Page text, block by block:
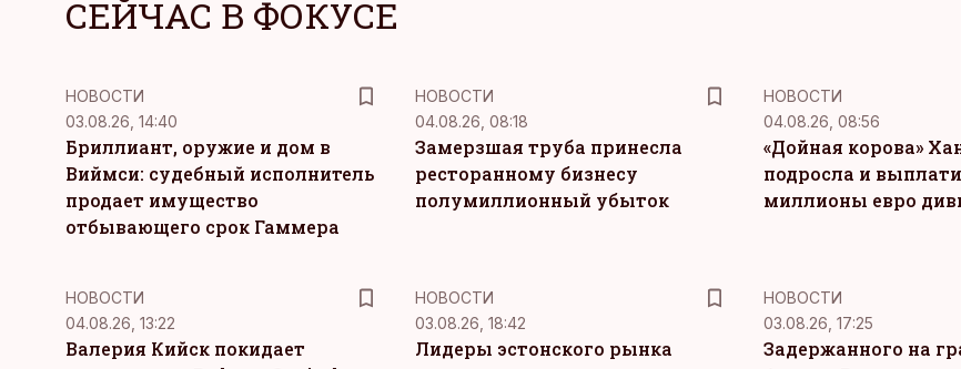
СЕЙЧАС В ФОКУСЕ
НОВОСТИ
03.08.26, 14:40
Бриллиант, оружие и дом в
Виймси: судебный исполнитель
продает имущество
отбывающего срок Гаммера
НОВОСТИ
04.08.26, 08:18
Замерзшая труба принесла
ресторанному бизнесу
полумиллионный убыток
НОВОСТИ
04.08.26, 08:56
«Дойная корова»
подросла и
миллионы евро
НОВОСТИ
04.08.26, 13:22
Валерия Кийск покидает
НОВОСТИ
03.08.26, 18:42
Лидеры эстонского рынка
НОВОСТИ
03.08.26, 17:25
Задержанного на